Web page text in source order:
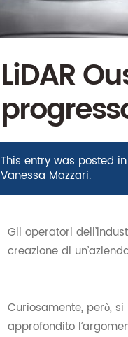
LiDAR
This entry was posted in
Vanessa Mazzari.
Gli operatori
creazione di
Curiosamente, però,
approfondito